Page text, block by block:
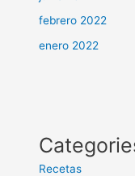
febrero 2022
enero 2022
Recetas